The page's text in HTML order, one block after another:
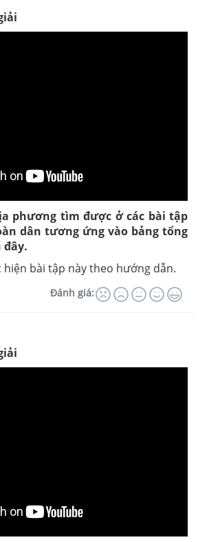
phương tìm được ở các bài tập
dân tương ứng vào bảng tổng
đây.
hiện bài tập này theo hướng dẫn.
Đánh giá: